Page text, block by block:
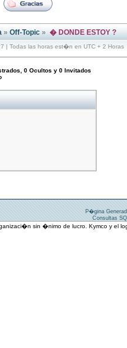
» Off-Topic » � DONDE ESTOY ?
| Todas las horas est�n en UTC + 2 Horas
0 Ocultos y 0 Invitados
P�gina
Consultas
sin �nimo de lucro. Kymco y el